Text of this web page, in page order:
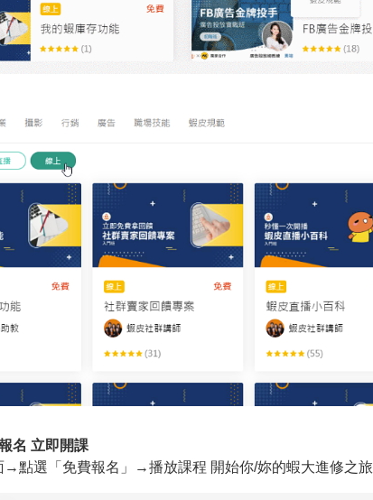
名 立即開課
→點選「免費報名」→播放課程 開始你/妳的蝦大進修之旅